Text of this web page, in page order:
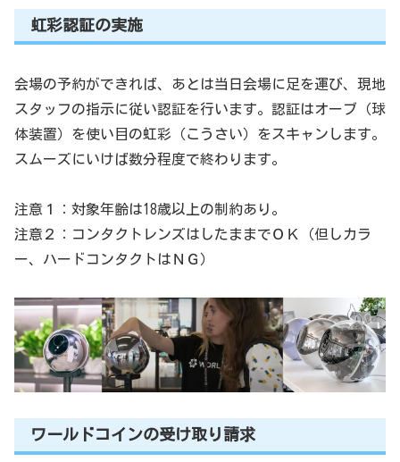
虹彩認証の実施
会場の予約ができれば、あとは当日会場に足を運び、現地
スタッフの指示に従い認証を行います。認証はオーブ（球
体装置）を使い目の虹彩（こうさい）をスキャンします。
スムーズにいけば数分程度で終わります。
注意１：対象年齢は18歳以上の制約あり。
注意２：コンタクトレンズはしたままでＯＫ（但しカラ
ー、ハードコンタクトはＮＧ）
ワールドコインの受け取り請求